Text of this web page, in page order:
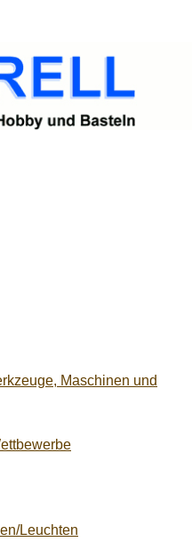
Maschinen und
Leuchten